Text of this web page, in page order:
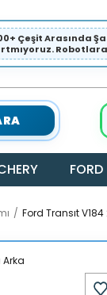
Çeşit Arasında
FORD
Ford Transıt